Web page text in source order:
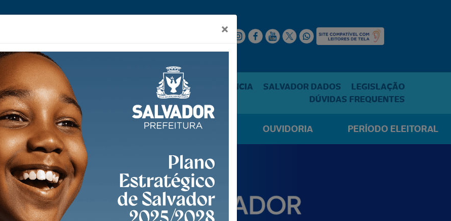
POLÍTICA DE PRIVACIDADE TRANSPARÊNCIA SALVADOR DADOS
LEGISLAÇÃO
DÚVIDAS FREQUENTES
A PREFEITURA CIDADÃO SERVIDOR OUVIDORIA PERÍODO ELEITORAL
×